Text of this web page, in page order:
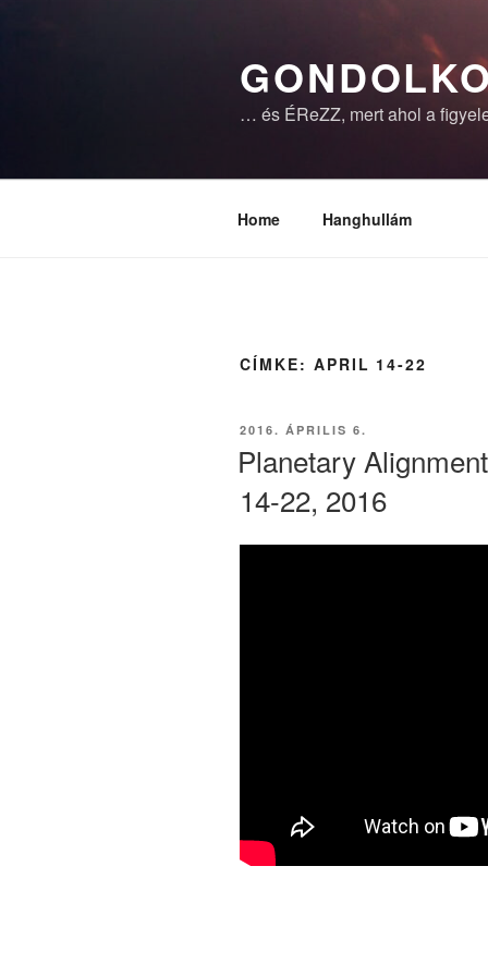
… és ÉReZZ, mert ahol a
Home Hanghullám
CÍMKE: APRIL 14-22
BEKÜLDVE:
2016. ÁPRILIS 6.
Planetary
14-22, 2016